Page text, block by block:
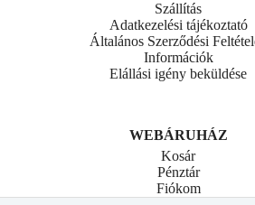
Szállítás
Adatkezelési tájékoztató
Általános Szerződési
Információk
Elállási igény beküldése
WEBÁRUHÁZ
Kosár
Pénztár
Fiókom